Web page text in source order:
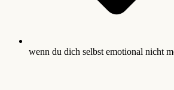
wenn du dich selbst emotional nicht